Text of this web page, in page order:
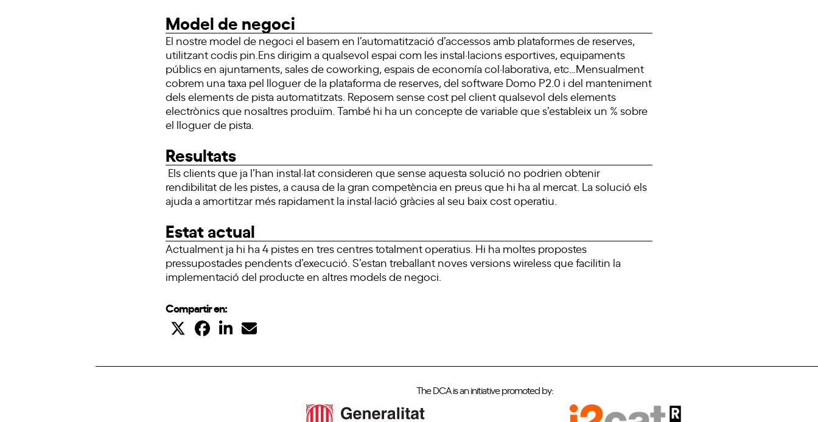
Model de negoci
El nostre model de negoci el basem en l’automatització d’accessos amb plataformes de reserves,
utilitzant codis pin.Ens dirigim a qualsevol espai com les instal·lacions esportives, equipaments
públics en ajuntaments, sales de coworking, espais de economía col·laborativa,etc…Mensualment
cobrem una taxa pel lloguer de la plataforma de reserves, del software Domo P2.0 i del manteniment
dels elements de pista automatitzats. Reposem sense cost pel client qualsevol dels elements
electrònics que nosaltres produïm. També hi ha un concepte de variable que s’estableix un % sobre
el lloguer de pista.
Resultats
Els clients que ja l’han instal·lat consideren que sense aquesta solució no podrien obtenir
rendibilitat de les pistes, a causa de la gran competència en preus que hi ha al mercat. La solució els
ajuda a amortitzar més rapidament la instal·lació gràcies al seu baix cost operatiu.
Estat actual
Actualment ja hi ha 4 pistes en tres centres totalment operatius. Hi ha moltes propostes
pressupostades pendents d’execució. S’estan treballant noves versions wireless que facilitin la
implementació del producte en altres models de negoci.
Compartir en:
The DCA is an initiative promoted by: